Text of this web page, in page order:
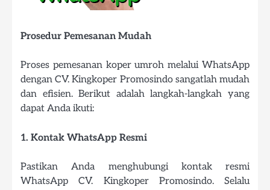
Prosedur Pemesanan Mudah
Proses pemesanan koper umroh melalui WhatsApp
dengan CV. Kingkoper Promosindo sangatlah mudah
dan efisien. Berikut adalah langkah-langkah yang
dapat Anda ikuti:
1. Kontak WhatsApp Resmi
Pastikan Anda menghubungi kontak resmi
WhatsApp CV. Kingkoper Promosindo. Selalu